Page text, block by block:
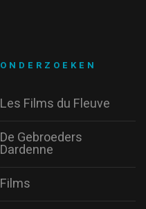
ONDERZOEKEN
Les Films du Fleuve
De Gebroeders
Dardenne
Films